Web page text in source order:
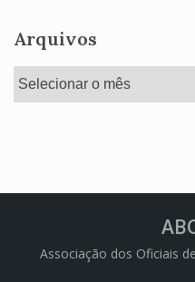
Arquivos
Arquivos
Associação dos Oficiais